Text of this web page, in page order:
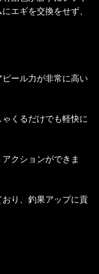
エギを交換をせず、
ピール力が非常に高い
くるだけでも軽快に
クションができま
り、釣果アップに貢